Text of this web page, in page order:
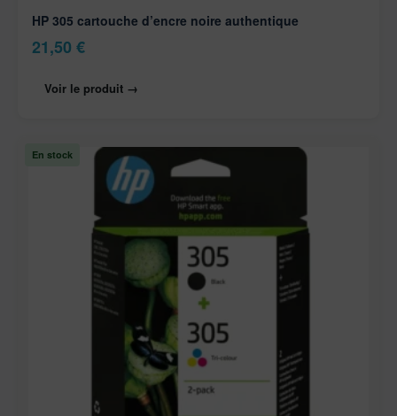
HP 305 cartouche d’encre noire authentique
21,50 €
Voir le produit →
En stock